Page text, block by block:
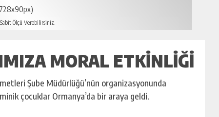
Ölçü Verebilirsiniz.
MORAL ETKINLIĞI
Şube Müdürlüğü’nün organizasyonunda
çocuklar Ormanya’da bir araya geldi.